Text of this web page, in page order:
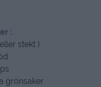
:
stekt )
grönsaker